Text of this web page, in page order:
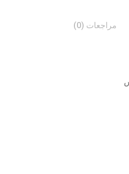
مراجعات (0)